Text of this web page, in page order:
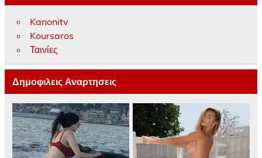
Kanonitv
Koursaros
Ταινίες
Δημοφιλεις Αναρτησεις